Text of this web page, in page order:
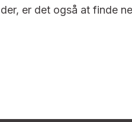
er det også at finde